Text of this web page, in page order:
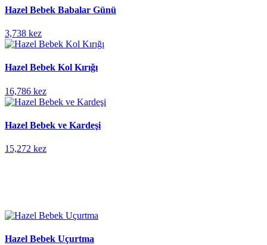
Hazel Bebek Babalar Günü
3,738 kez
Hazel Bebek Kol Kırığı
16,786 kez
Hazel Bebek ve Kardeşi
15,272 kez
Hazel Bebek Uçurtma